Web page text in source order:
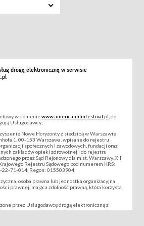
drogą elektroniczną w serwisie
w domeniewww.americanfilmfestival.pl , do
Usługodawcy;
Nowe Horyzonty z siedzibą w Warszawie
1, 00-153 Warszawa, wpisane do rejestru
społecznych i zawodowych, fundacji oraz
zakładów opieki zdrowotnej i do rejestru
przez Sąd Rejonowy dla m.st. Warszawy, XII
Rejestru Sądowego pod numerem KRS:
71-014, Regon: 015503904;
osoba prawna lub jednostka organizacyjna
prawnej, mająca zdolność prawną, która korzysta
przez Usługodawcę drogą elektroniczną z